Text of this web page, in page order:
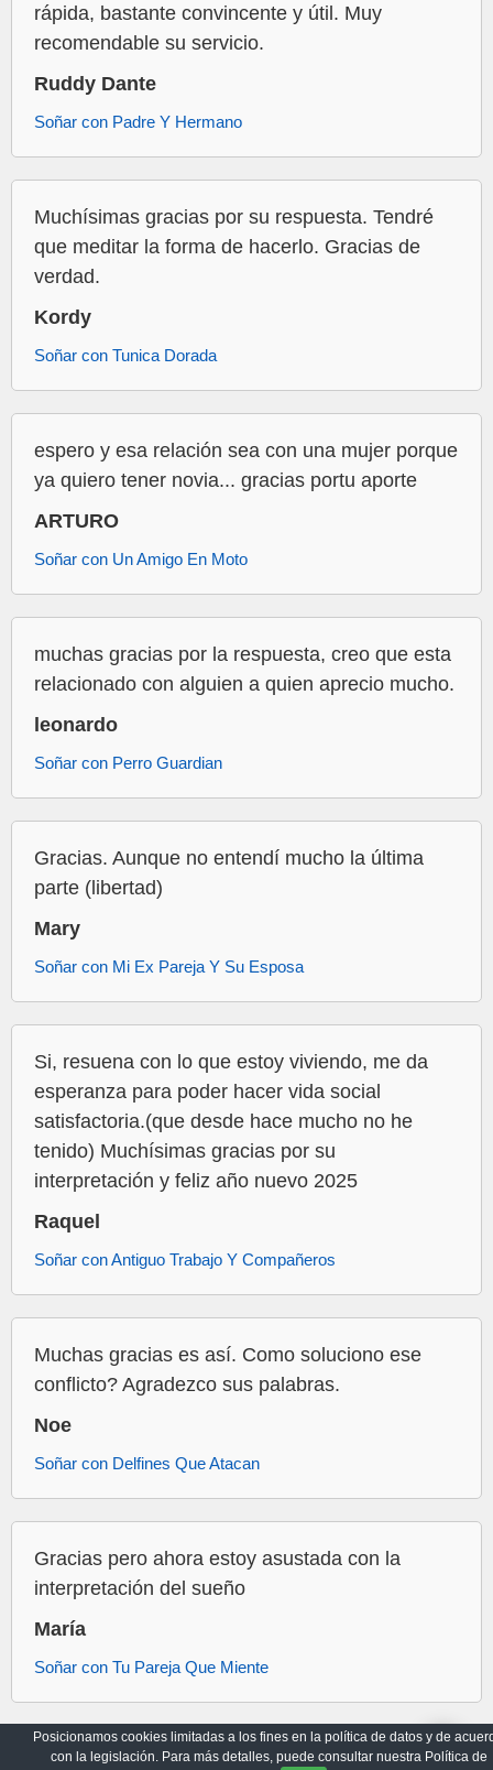
rápida, bastante convincente y útil. Muy
recomendable su servicio.
Ruddy Dante
Soñar con Padre Y Hermano
Muchísimas gracias por su respuesta. Tendré
que meditar la forma de hacerlo. Gracias de
verdad.
Kordy
Soñar con Tunica Dorada
espero y esa relación sea con una mujer porque
ya quiero tener novia... gracias portu aporte
ARTURO
Soñar con Un Amigo En Moto
muchas gracias por la respuesta, creo que esta
relacionado con alguien a quien aprecio mucho.
leonardo
Soñar con Perro Guardian
Gracias. Aunque no entendí mucho la última
parte (libertad)
Mary
Soñar con Mi Ex Pareja Y Su Esposa
Si, resuena con lo que estoy viviendo, me da
esperanza para poder hacer vida social
satisfactoria.(que desde hace mucho no he
tenido) Muchísimas gracias por su
interpretación y feliz año nuevo 2025
Raquel
Soñar con Antiguo Trabajo Y Compañeros
Muchas gracias es así. Como soluciono ese
conflicto? Agradezco sus palabras.
Noe
Soñar con Delfines Que Atacan
Gracias pero ahora estoy asustada con la
interpretación del sueño
María
Soñar con Tu Pareja Que Miente
Archivo Política de Privacidad
Posicionamos cookies limitadas a los fines en la política de datos y de
con la legislación. Para más detalles, puede consultar nuestra Política de